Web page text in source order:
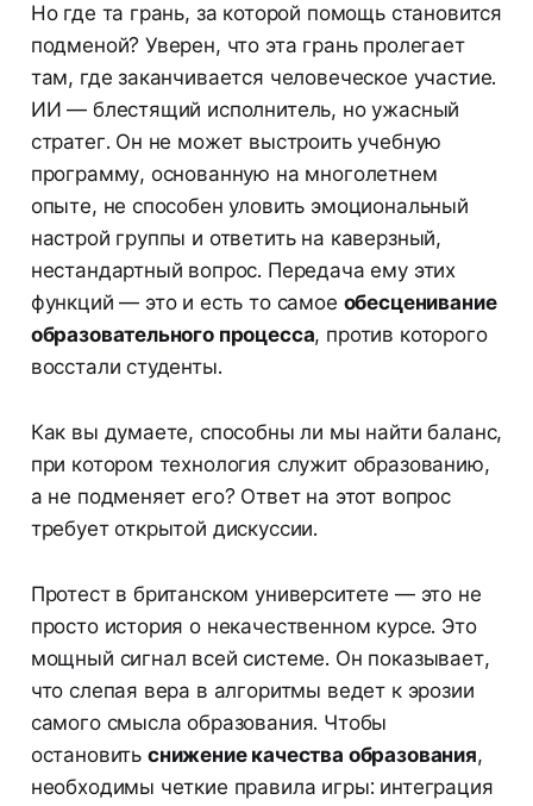
Но где та грань, за которой помощь становится
подменой? Уверен, что эта грань пролегает
там, где заканчивается человеческое участие.
ИИ — блестящий исполнитель, но ужасный
стратег. Он не может выстроить учебную
программу, основанную на многолетнем
опыте, не способен уловить эмоциональный
настрой группы и ответить на каверзный,
нестандартный вопрос. Передача ему этих
функций — это и есть то самое обесценивание
образовательного процесса, против которого
восстали студенты.
Как вы думаете, способны ли мы найти баланс,
при котором технология служит образованию,
а не подменяет его? Ответ на этот вопрос
требует открытой дискуссии.
Протест в британском университете — это не
просто история о некачественном курсе. Это
мощный сигнал всей системе. Он показывает,
что слепая вера в алгоритмы ведет к эрозии
самого смысла образования. Чтобы
остановить снижение качества образования,
необходимы четкие правила игры: интеграция